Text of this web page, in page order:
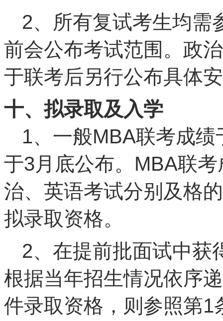
2、所有复试考生均需
前会公布考试范围。政
于联考后另行公布具体
十、拟录取及入学
1、一般MBA联考成
于3月底公布。MBA联
治、英语考试分别及格
拟录取资格。
2、在提前批面试中获
根据当年招生情况依序
件录取资格，则参照第